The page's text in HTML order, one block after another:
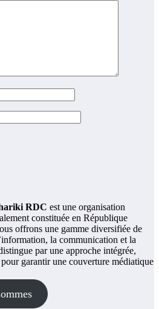
RDC est une organisation
constituée en République
offrons une gamme diversifiée de
la communication et la
par une approche intégrée,
garantir une couverture médiatique